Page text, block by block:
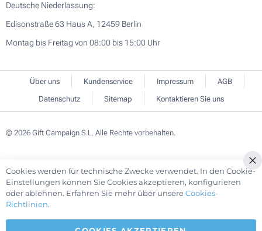
Deutsche Niederlassung:
Edisonstraße 63 Haus A, 12459 Berlin
Montag bis Freitag von 08:00 bis 15:00 Uhr
Über uns Kundenservice Impressum
AGB
Datenschutz
Sitemap Kontaktieren Sie uns
© 2026 Gift Campaign S.L. Alle Rechte vorbehalten.
Cookies werden für technische Zwecke verwendet. In den Cookie-
Einstellungen können Sie Cookies akzeptieren, konfigurieren
oder ablehnen. Erfahren Sie mehr über unsereCookies-
Richtlinien.